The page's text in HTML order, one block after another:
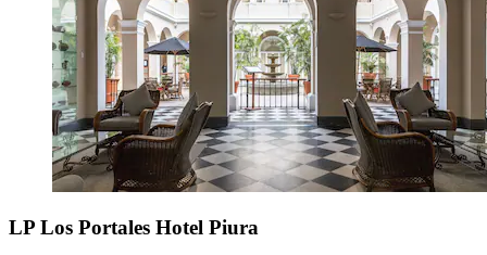
LP Los Portales Hotel Piura